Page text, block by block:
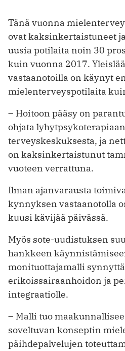
Tänä vuonna
ovat kaksinkertaistuneet
uusia potilaita noin 30
kuin vuonna 2017.
vastaanotoilla on käynyt
mielenterveys­potilaita
– Hoitoon pääsy on
ohjata
terveyskeskuksesta, ja
on kaksinkertaistunut
vuoteen verrattuna.
Ilman ajanvarausta
kynnyksen vastaanotolla
kuusi kävijää päivässä.
Myös sote-uudistuksen
hankkeen
monituottajamalli
erikoissairaanhoidon ja
integraatiolle.
– Malli tuo
soveltuvan konseptin
päihdepalvelujen